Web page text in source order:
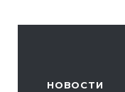
НОВОСТИ